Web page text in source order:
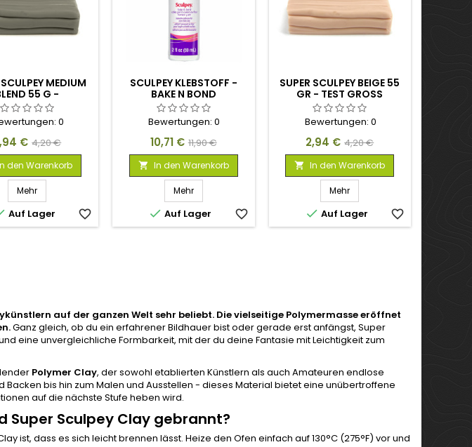
MEDIUM
55 G -
0
€ Verkaufspreis
4,20 €
den Warenkorb
Mehr
Auf Lager favorite_border
SCULPEY KLEBSTOFF -
BAKE N BOND
Bewertungen:0
Preis
10,71 € Verkaufspreis
11,90 €
 In den Warenkorb
Mehr
 Auf Lager favorite_border
SUPER SCULPEY BEIGE 55
GR - TEST GROSS
Bewertungen: 0
Preis
2,94 € Verkaufspreis
4,20 €
 In den Warenkorb
Mehr
 Auf Lager favorite_border
auf der ganzen Welt sehr beliebt. Die vielseitige Polymermasse eröffnet
Ganz gleich, ob du ein erfahrener Bildhauer bist oder gerade erst anfängst, Super
eine unvergleichliche Formbarkeit, mit der du deine Fantasie mit Leichtigkeit zum
Polymer Clay, der sowohl etablierten Künstlern als auch Amateuren endlose
bis hin zum Malen und Ausstellen - dieses Material bietet eine unübertroffene
auf die nächste Stufe heben wird.
Super Sculpey Clay gebrannt?
ist, dass es sich leicht brennen lässt. Heize den Ofen einfach auf 130°C (275°F) vor und